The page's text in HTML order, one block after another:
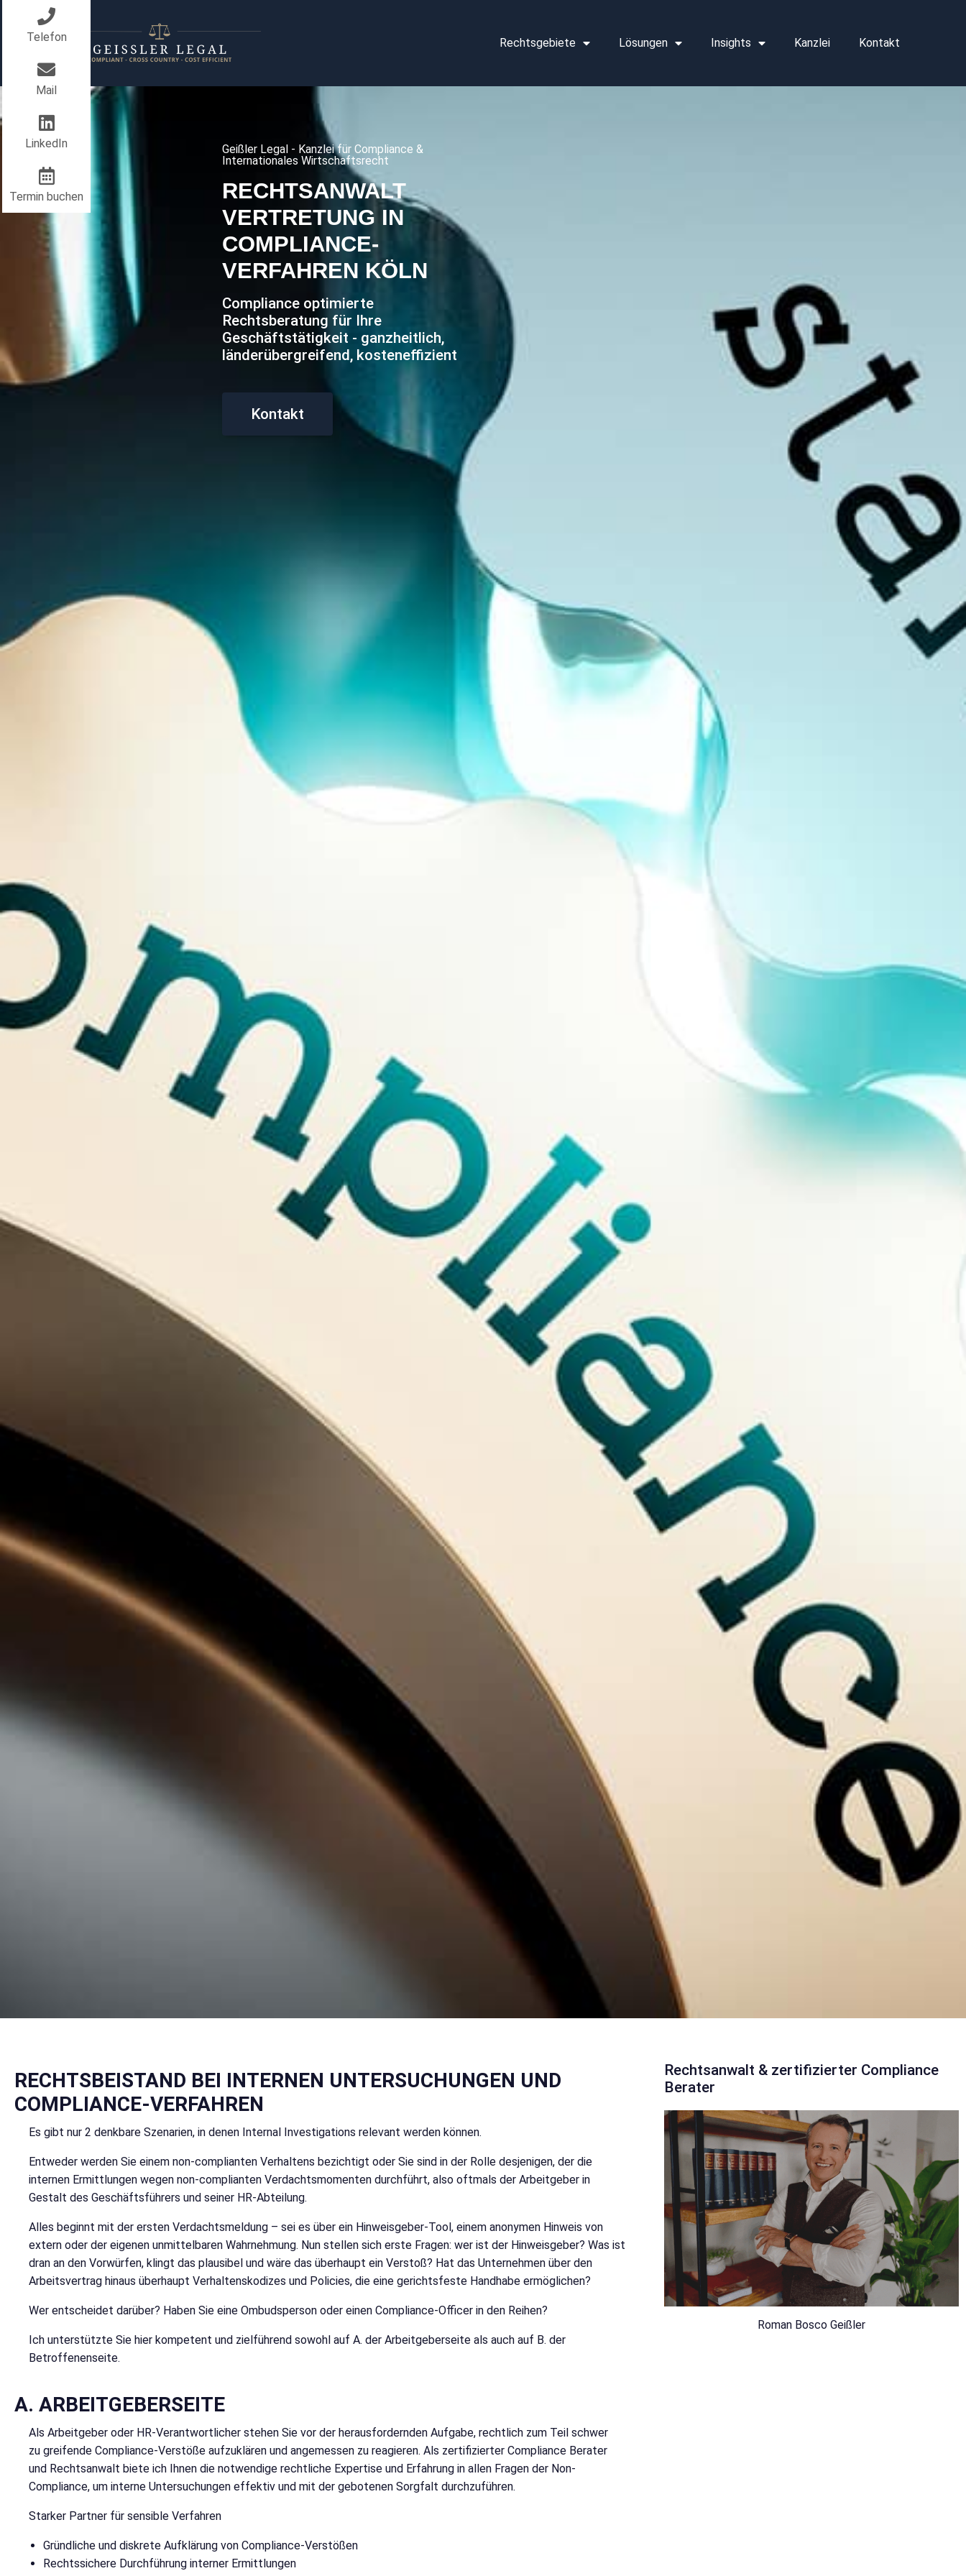
Rechtsgebiete Lösungen Insights Kanzlei Kontakt
Geißler Legal - Kanzlei für Compliance &
Internationales Wirtschaftsrecht
RECHTSANWALT
VERTRETUNG IN
COMPLIANCE-
VERFAHREN KÖLN
Compliance optimierte
Rechtsberatung für Ihre
Geschäftstätigkeit - ganzheitlich,
länderübergreifend, kosteneffizient
Kontakt
RECHTSBEISTAND BEI INTERNEN UNTERSUCHUNGEN UND
COMPLIANCE-VERFAHREN
Es gibt nur 2 denkbare Szenarien, in denen Internal Investigations relevant werden können.
Entweder werden Sie einem non-complianten Verhaltens bezichtigt oder Sie sind in der Rolle desjenigen, der die
internen Ermittlungen wegen non-complianten Verdachtsmomenten durchführt, also oftmals der Arbeitgeber in
Gestalt des Geschäftsführers und seiner HR-Abteilung.
Alles beginnt mit der ersten Verdachtsmeldung – sei es über ein Hinweisgeber-Tool, einem anonymen Hinweis von
extern oder der eigenen unmittelbaren Wahrnehmung. Nun stellen sich erste Fragen: wer ist der Hinweisgeber? Was ist
dran an den Vorwürfen, klingt das plausibel und wäre das überhaupt ein Verstoß? Hat das Unternehmen über den
Arbeitsvertrag hinaus überhaupt Verhaltenskodizes und Policies, die eine gerichtsfeste Handhabe ermöglichen?
Wer entscheidet darüber? Haben Sie eine Ombudsperson oder einen Compliance-Officer in den Reihen?
Ich unterstützte Sie hier kompetent und zielführend sowohl auf A. der Arbeitgeberseite als auch auf B. der
Betroffenenseite.
A. ARBEITGEBERSEITE
Als Arbeitgeber oder HR-Verantwortlicher stehen Sie vor der herausfordernden Aufgabe, rechtlich zum Teil schwer
zu greifende Compliance-Verstöße aufzuklären und angemessen zu reagieren. Als zertifizierter Compliance Berater
und Rechtsanwalt biete ich Ihnen die notwendige rechtliche Expertise und Erfahrung in allen Fragen der Non-
Compliance, um interne Untersuchungen effektiv und mit der gebotenen Sorgfalt durchzuführen.
Starker Partner für sensible Verfahren
Gründliche und diskrete Aufklärung von Compliance-Verstößen
Rechtssichere Durchführung interner Ermittlungen
Rechtsanwalt & zertifizierter Compliance
Berater
Roman Bosco Geißler
Telefon
Mail
LinkedIn
Termin buchen